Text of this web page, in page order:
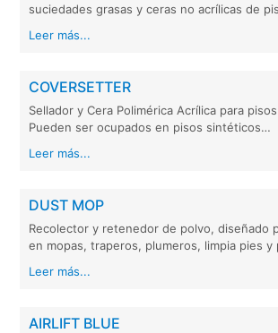
suciedades grasas y ceras no acrílicas de
Leer más...
COVERSETTER
Sellador y Cera Polimérica Acrílica para
Pueden ser ocupados en pisos sintéticos…
Leer más...
DUST MOP
Recolector y retenedor de polvo, diseñado
en mopas, traperos, plumeros, limpia pies y
Leer más...
AIRLIFT BLUE